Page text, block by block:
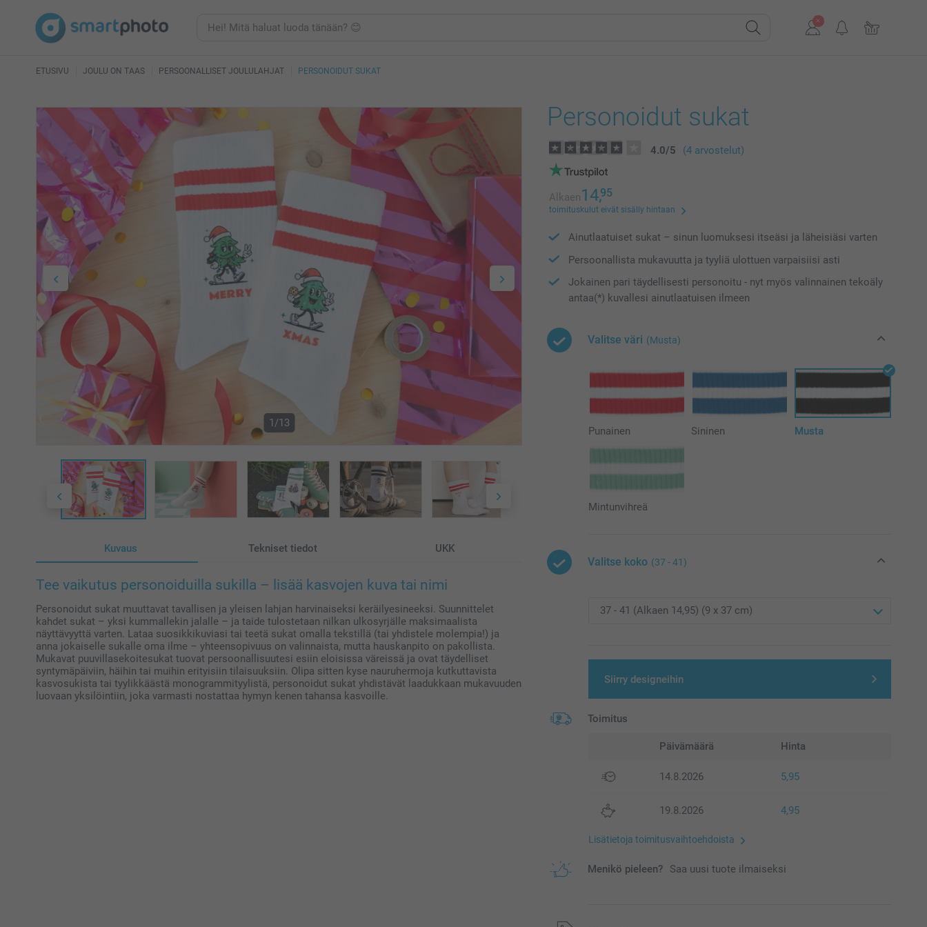
ETUSIVU JOULU ON TAAS PERSOONALLISET JOULULAHJAT PERSONOIDUT SUKAT
1/13
Kuvaus Tekniset tiedot UKK
Tee vaikutus personoiduilla sukilla – lisää kasvojen kuva tai nimi
Personoidut sukat muuttavat tavallisen ja yleisen lahjan harvinaiseksi keräilyesineeksi. Suunnittelet
kahdet sukat – yksi kummallekin jalalle – ja taide tulostetaan nilkan ulkosyrjälle maksimaalista
näyttävyyttä varten. Lataa suosikkikuviasi tai teetä sukat omalla tekstillä (tai yhdistele molempia!) ja
anna jokaiselle sukalle oma ilme – yhteensopivuus on valinnaista, mutta hauskanpito on pakollista.
Mukavat puuvillasekoitesukat tuovat persoonallisuutesi esiin eloisissa väreissä ja ovat täydelliset
syntymäpäiviin, häihin tai muihin erityisiin tilaisuuksiin. Olipa sitten kyse nauruhermoja kutkuttavista
kasvosukista tai tyylikkäästä monogrammityylistä, personoidut sukat yhdistävät laadukkaan mukavuuden
luovaan yksilöintiin, joka varmasti nostattaa hymyn kenen tahansa kasvoille.
Personoidut sukat
4.0/5 (4 arvostelut)
Alkaen14,95
toimituskulut eivät sisälly hintaan
Ainutlaatuiset sukat – sinun luomuksesi itseäsi ja läheisiäsi varten
Persoonallista mukavuutta ja tyyliä ulottuen varpaisiisi asti
Jokainen pari täydellisesti personoitu - nyt myös valinnainen tekoäly
antaa(*) kuvallesi ainutlaatuisen ilmeen
Valitse väri (Musta)
Punainen Sininen Musta
Mintunvihreä
Valitse koko (37 - 41)
Siirry designeihin
Toimitus
Päivämäärä Hinta
14.8.2026 5,95
19.8.2026 4,95
Lisätietoja toimitusvaihtoehdoista
Menikö pieleen? Saa uusi tuote ilmaiseksi